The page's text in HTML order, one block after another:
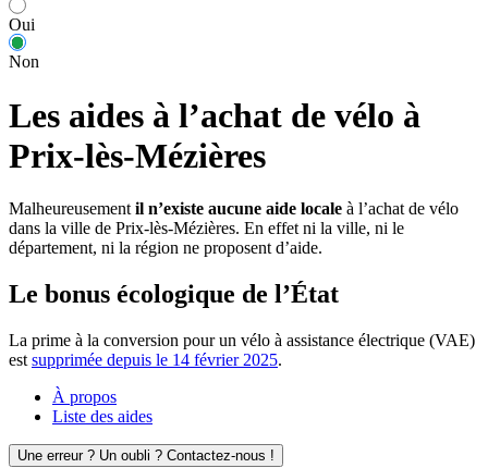
Oui
Non
Les aides à l’achat de vélo à
Prix-lès-Mézières
Malheureusement il n’existe aucune aide locale à l’achat de vélo
dans la ville de Prix-lès-Mézières. En effet ni la ville, ni le
département, ni la région ne proposent d’aide.
Le bonus écologique de l’État
La prime à la conversion pour un vélo à assistance électrique (VAE)
est supprimée depuis le 14 février 2025.
À propos
Liste des aides
Une erreur ? Un oubli ? Contactez-nous !